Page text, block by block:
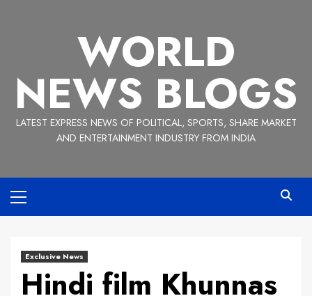
WORLD
NEWS BLOGS
LATEST EXPRESS NEWS OF POLITICAL, SPORTS, SHARE MARKET
AND ENTERTAINMENT INDUSTRY FROM INDIA
Menu
Exclusive News
Hindi film Khunnas